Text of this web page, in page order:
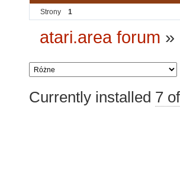
Strony 1
atari.area forum »
Currently installed 7